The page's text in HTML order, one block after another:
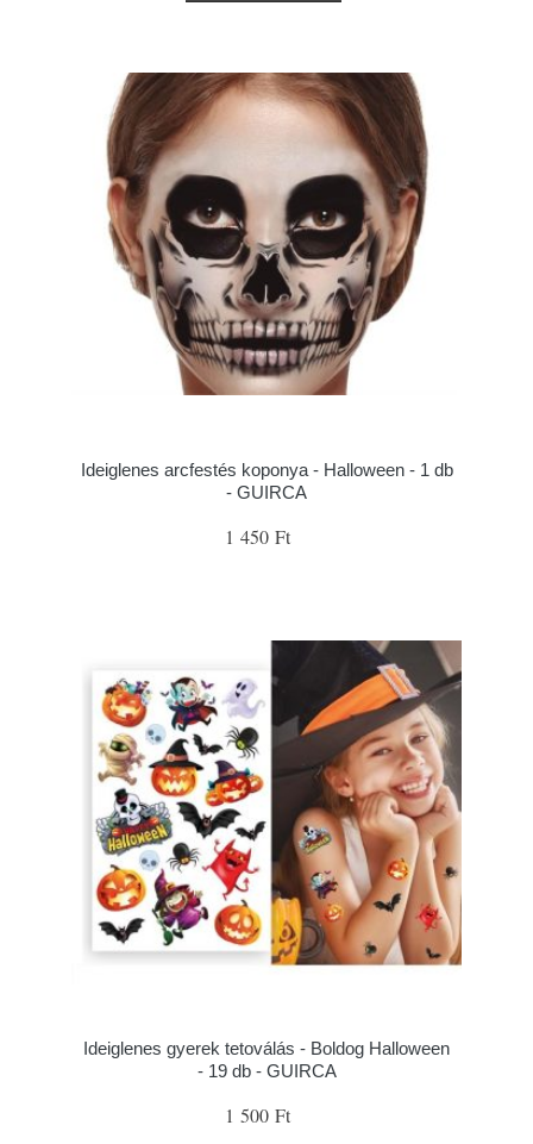
Ideiglenes arcfestés koponya - Halloween - 1 db
- GUIRCA
1 450 Ft
Ideiglenes gyerek tetoválás - Boldog Halloween
- 19 db - GUIRCA
1 500 Ft